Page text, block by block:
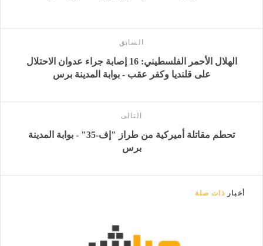
السابق
الهلال الأحمر الفلسطيني: 16 إصابة جراء عدوان الاحتلال
على قلنديا وكفر عقب - بوابة المدينة برس
التالى
تحطم مقاتلة أميركية من طراز "إف-35" - بوابة المدينة
برس
أخبار ذات صلة